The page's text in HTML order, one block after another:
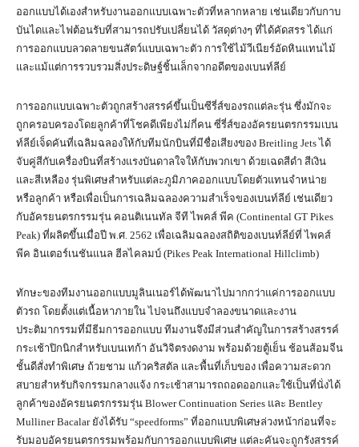
ออกแบบได้เองสำหรับงานออกแบบเฉพาะตัวที่หลากหลาย เช่นเดียวกับกาบ
บันไดและไฟต้อนรับที่สามารถปรับเปลี่ยนได้ วัสดุต่างๆ ที่ได้คัดสรร ได้แก่
การออกแบบลวดลายขนสัตว์แบบเฉพาะตัว การใช้ไม้วีเนียร์อัดหินแทนไม้
และแม้แต่การรวบรวมสิ่งประดิษฐ์ชิ้นเล็กจากอดีตของเบนท์ลีย์
การออกแบบเฉพาะตัวถูกสร้างสรรค์ขึ้นเป็นซีรี่ส์ของรถแต่ละรุ่น ซึ่งมักจะ
ถูกครอบครองโดยลูกค้าที่โชคดีเพียงไม่กี่คน ซี่รี่ส์ของอัครยนตรกรรมเบน
ท์ลีย์เจ็ดคันที่เฉลิมฉลองให้กับทีมนักบินที่มีชื่อเสียงของ Breitling Jets ได้
จับคู่สีกับเครื่องบินที่สร้างแรงบันดาลใจให้กับพวกเขา ด้วยเฉดสีดำ สีเงิน
และสีเหลือง รุ่นพิเศษสำหรับแต่ละภูมิภาคออกแบบโดยตัวแทนจำหน่าย
หรือลูกค้า หรือเพื่อเป็นการเฉลิมฉลองความสำเร็จของเบนท์ลีย์ เช่นเดียว
กับอัครยนตรกรรมรุ่น คอนติเนนทัล จีที ไพคส์ พีค (Continental GT Pikes
Peak) ที่ผลิตขึ้นเมื่อปี พ.ศ. 2562 เพื่อเฉลิมฉลองสถิติของเบนท์ลีย์ที่ ไพคส์
พีค อินเตอร์เนชันแนล ฮีลไคลมบ์ (Pikes Peak International Hillclimb)
ทักษะของทีมงานออกแบบมูลินเนอร์ได้พัฒนาไปมากกว่าแค่การออกแบบ
ตัวรถ โดยตั้งแต่เนื้อหาภายใน ไปจนถึงแบบจำลองขนาดและงาน
ประติมากรรมที่มีธีมการออกแบบ ทีมงานจึงมีส่วนสำคัญในการสร้างสรรค์
กระเช้าปิกนิกสำหรับเบนเทก้า อันวิจิตรงดงาม พร้อมด้วยตู้เย็น ช้อนส้อมจีน
ชั้นดีสั่งทำพิเศษ ถ้วยชาม แก้วคริสตัล และพื้นที่เก็บของ เพื่อความสะดวก
สบายสำหรับกิจกรรมกลางแจ้ง กระเช้าสามารถถอดออกและใช้เป็นที่นั่งได้
ลูกค้าของอัครยนตรกรรมรุ่น Blower Continuation Series และ Bentley
Mulliner Bacalar ยังได้รับ “speedforms” ที่ออกแบบพิเศษล่วงหน้าก่อนที่จะ
รับมอบอัครยนตรกรรมพร้อมกับการออกแบบพิเศษ แต่ละคันจะถูกรังสรรค์